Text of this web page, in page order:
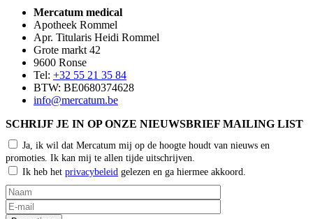
Mercatum medical
Apotheek Rommel
Apr. Titularis Heidi Rommel
Grote markt 42
9600 Ronse
Tel: +32 55 21 35 84
BTW: BE0680374628
info@mercatum.be
SCHRIJF JE IN OP ONZE NIEUWSBRIEF MAILING LIST
Ja, ik wil dat Mercatum mij op de hoogte houdt van nieuws en
promoties. Ik kan mij te allen tijde uitschrijven.
Ik heb het privacybeleid gelezen en ga hiermee akkoord.